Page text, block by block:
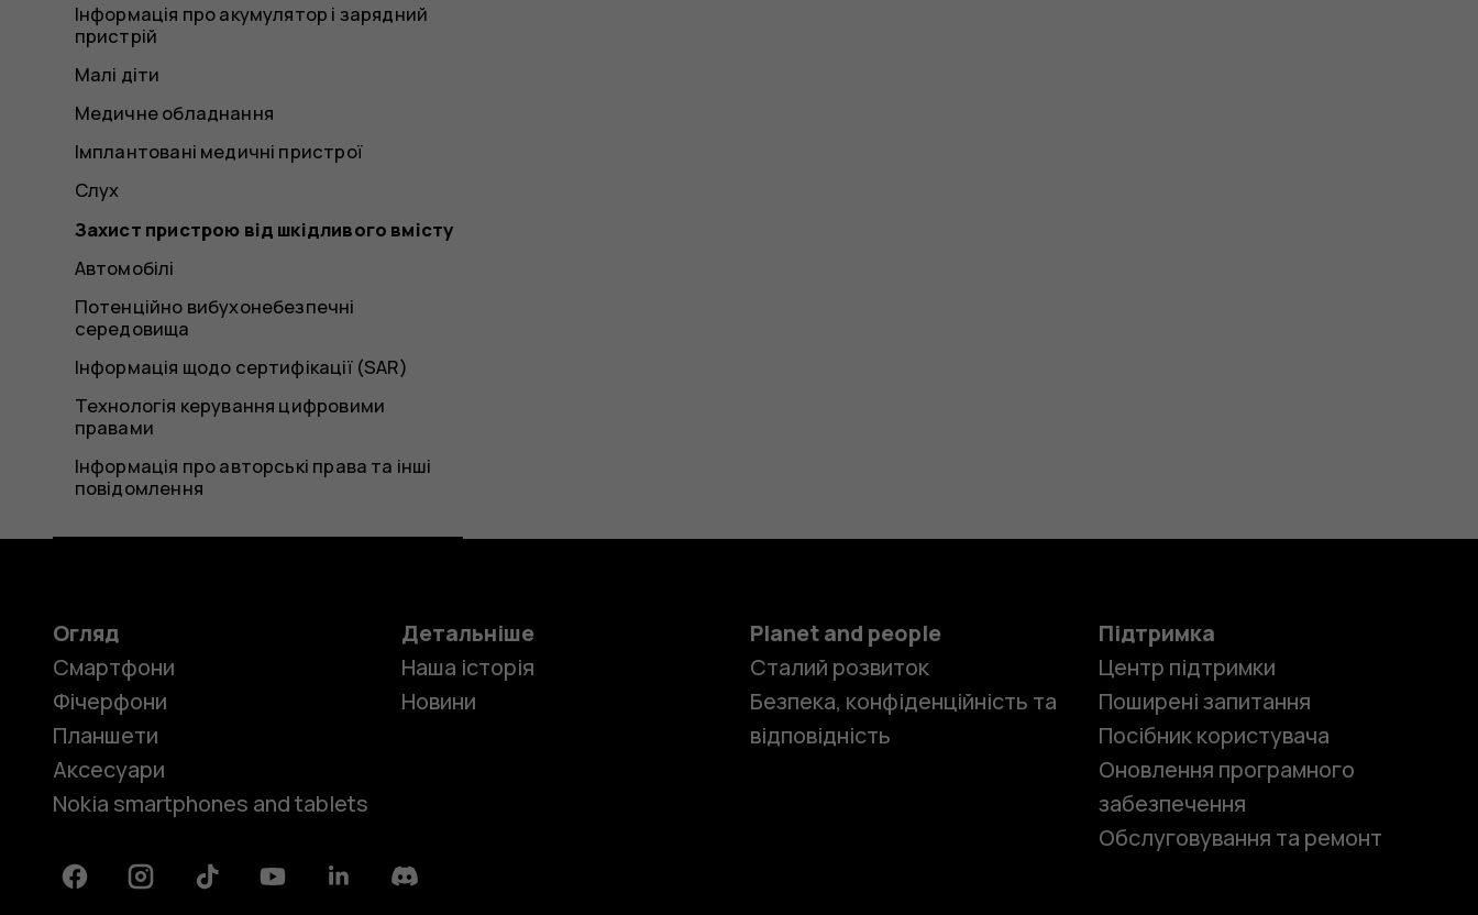
Інформація про акумулятор і зарядний
пристрій
Малі діти
Медичне обладнання
Імплантовані медичні пристрої
Слух
Захист пристрою від шкідливого вмісту
Автомобілі
Потенційно вибухонебезпечні
середовища
Інформація щодо сертифікації (SAR)
Технологія керування цифровими
правами
Інформація про авторські права та інші
повідомлення
Огляд
Смартфони
Фічерфони
Планшети
Аксесуари
Nokia smartphones and tablets
Детальніше
Наша історія
Новини
Planet and people
Сталий розвиток
Безпека, конфіденційність та
відповідність
Підтримка
Центр підтримки
Поширені запитання
Посібник користувача
Оновлення програмного
забезпечення
Обслуговування та ремонт
FacebookInstagramTiktok YoutubeLinkedinDiscord